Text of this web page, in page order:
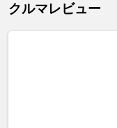
クルマレビュー